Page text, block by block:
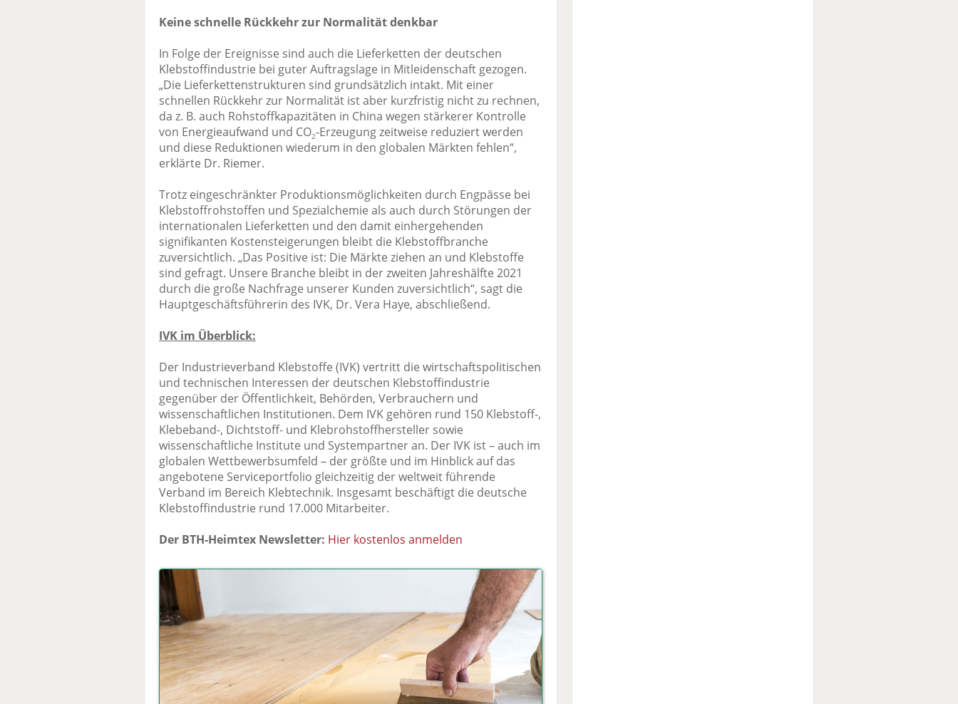
Keine schnelle Rückkehr zur Normalität denkbar
In Folge der Ereignisse sind auch die Lieferketten der deutschen
Klebstoffindustrie bei guter Auftragslage in Mitleidenschaft gezogen.
„Die Lieferkettenstrukturen sind grundsätzlich intakt. Mit einer
schnellen Rückkehr zur Normalität ist aber kurzfristig nicht zu rechnen,
da z. B. auch Rohstoffkapazitäten in China wegen stärkerer Kontrolle
von Energieaufwand und CO2-Erzeugung zeitweise reduziert werden
und diese Reduktionen wiederum in den globalen Märkten fehlen“,
erklärte Dr. Riemer.
Trotz eingeschränkter Produktionsmöglichkeiten durch Engpässe bei
Klebstoffrohstoffen und Spezialchemie als auch durch Störungen der
internationalen Lieferketten und den damit einhergehenden
signifikanten Kostensteigerungen bleibt die Klebstoffbranche
zuversichtlich. „Das Positive ist: Die Märkte ziehen an und Klebstoffe
sind gefragt. Unsere Branche bleibt in der zweiten Jahreshälfte 2021
durch die große Nachfrage unserer Kunden zuversichtlich“, sagt die
Hauptgeschäftsführerin des IVK, Dr. Vera Haye, abschließend.
IVK im Überblick:
Der Industrieverband Klebstoffe (IVK) vertritt die wirtschaftspolitischen
und technischen Interessen der deutschen Klebstoffindustrie
gegenüber der Öffentlichkeit, Behörden, Verbrauchern und
wissenschaftlichen Institutionen. Dem IVK gehören rund 150 Klebstoff-,
Klebeband-, Dichtstoff- und Klebrohstoffhersteller sowie
wissenschaftliche Institute und Systempartner an. Der IVK ist – auch im
globalen Wettbewerbsumfeld – der größte und im Hinblick auf das
angebotene Serviceportfolio gleichzeitig der weltweit führende
Verband im Bereich Klebtechnik. Insgesamt beschäftigt die deutsche
Klebstoffindustrie rund 17.000 Mitarbeiter.
Der BTH-Heimtex Newsletter: Hier kostenlos anmelden